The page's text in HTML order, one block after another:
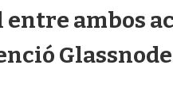
ambos